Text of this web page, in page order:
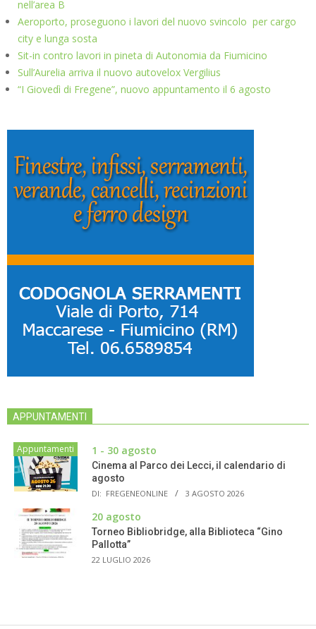
nell’area B
Aeroporto, proseguono i lavori del nuovo svincolo per cargo
city e lunga sosta
Sit-in contro lavori in pineta di Autonomia da Fiumicino
Sull’Aurelia arriva il nuovo autovelox Vergilius
“I Giovedì di Fregene”, nuovo appuntamento il 6 agosto
APPUNTAMENTI
Appuntamenti 1 - 30 agosto
Cinema al Parco dei Lecci, il calendario di
agosto
DI: FREGENEONLINE 3 AGOSTO 2026
20 agosto
Torneo Bibliobridge, alla Biblioteca “Gino
Pallotta”
22 LUGLIO 2026